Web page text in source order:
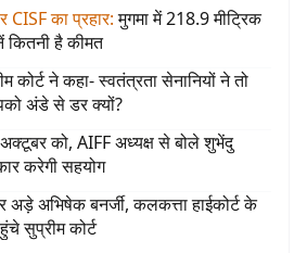
का प्रहार: मुगमा में 218.9 मीट्रिक
कितनी है कीमत
कोर्ट ने कहा- स्वतंत्रता सेनानियों ने तो
अंडे से डर क्यों?
को, AIFF अध्यक्ष से बोले शुभेंदु
करेगी सहयोग
अड़े अभिषेक बनर्जी, कलकत्ता हाईकोर्ट के
सुप्रीम कोर्ट